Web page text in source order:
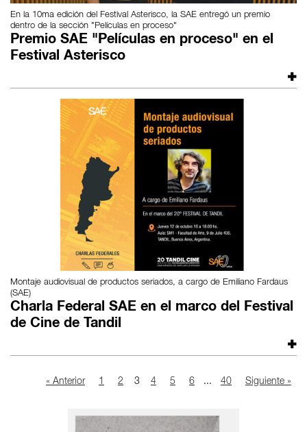
En la 10ma edición del Festival Asterisco, la SAE entregó un premio
dentro de la sección "Películas en proceso"
Premio SAE "Películas en proceso" en el
Festival Asterisco
Montaje audiovisual de productos seriados, a cargo de Emiliano Fardaus
(SAE)
Charla Federal SAE en el marco del Festival
de Cine de Tandil
« Anterior 1 2 3 4 5 6 ... 40 Siguiente »